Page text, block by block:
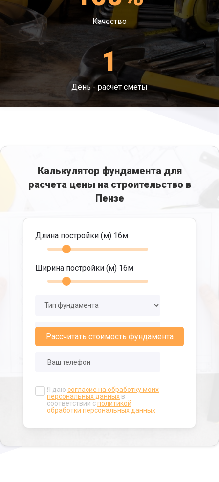
Качество
1
День - расчет сметы
Калькулятор фундамента для
расчета цены на строительство в
Пензе
Длина постройки (м) 16м
Ширина постройки (м) 16м
Я даю согласие на обработку моих
персональных данных в
соответствии сполитикой
обработки персональных данных
Рассчитать стоимость фундамента